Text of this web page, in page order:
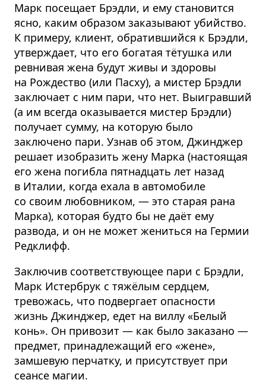
Марк посещает Брэдли, и ему становится
ясно, каким образом заказывают убийство.
К примеру, клиент, обратившийся к Брэдли,
утверждает, что его богатая тётушка или
ревнивая жена будут живы и здоровы
на Рождество (или Пасху), а мистер Брэдли
заключает с ним пари, что нет. Выигравший
(а им всегда оказывается мистер Брэдли)
получает сумму, на которую было
заключено пари. Узнав об этом, Джинджер
решает изобразить жену Марка (настоящая
его жена погибла пятнадцать лет назад
в Италии, когда ехала в автомобиле
со своим любовником, — это старая рана
Марка), которая будто бы не даёт ему
развода, и он не может жениться на Гермии
Редклифф.
Заключив соответствующее пари с Брэдли,
Марк Истербрук с тяжёлым сердцем,
тревожась, что подвергает опасности
жизнь Джинджер, едет на виллу «Белый
конь». Он привозит — как было заказано —
предмет, принадлежащий его «жене»,
замшевую перчатку, и присутствует при
сеансе магии.